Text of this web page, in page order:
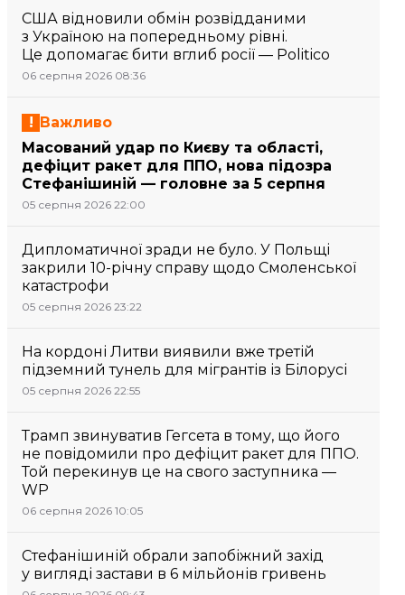
США відновили обмін розвідданими
з Україною на попередньому рівні.
Це допомагає бити вглиб росії — Politico
06 серпня 2026 08:36
Важливо
Масований удар по Києву та області,
дефіцит ракет для ППО, нова підозра
Стефанішиній — головне за 5 серпня
05 серпня 2026 22:00
Дипломатичної зради не було. У Польщі
закрили 10-річну справу щодо Смоленської
катастрофи
05 серпня 2026 23:22
На кордоні Литви виявили вже третій
підземний тунель для мігрантів із Білорусі
05 серпня 2026 22:55
Трамп звинуватив Гегсета в тому, що його
не повідомили про дефіцит ракет для ППО.
Той перекинув це на свого заступника —
WP
06 серпня 2026 10:05
Стефанішиній обрали запобіжний захід
у вигляді застави в 6 мільйонів гривень